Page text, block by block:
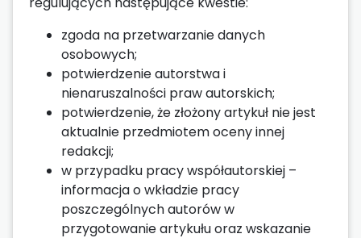
zgoda na przetwarzanie danych
osobowych;
potwierdzenie autorstwa i
nienaruszalności praw autorskich;
potwierdzenie, że złożony artykuł nie jest
aktualnie przedmiotem oceny innej
redakcji;
w przypadku pracy współautorskiej –
informacja o wkładzie pracy
poszczególnych autorów w
przygotowanie artykułu oraz wskazanie